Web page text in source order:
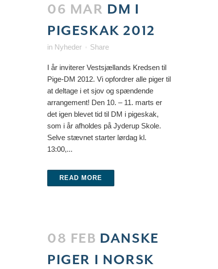
06 MAR DM I
PIGESKAK 2012
in Nyheder Share
I år inviterer Vestsjællands Kredsen til
Pige-DM 2012. Vi opfordrer alle piger til
at deltage i et sjov og spændende
arrangement! Den 10. – 11. marts er
det igen blevet tid til DM i pigeskak,
som i år afholdes på Jyderup Skole.
Selve stævnet starter lørdag kl.
13:00,...
READ MORE
08 FEB DANSKE
PIGER I NORSK